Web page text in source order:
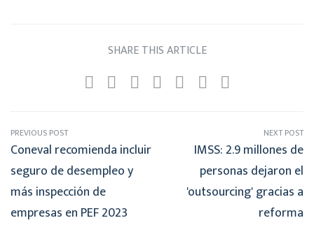
SHARE THIS ARTICLE
PREVIOUS POST
Coneval recomienda incluir
seguro de desempleo y
más inspección de
empresas en PEF 2023
NEXT POST
IMSS: 2.9 millones de
personas dejaron el
'outsourcing' gracias a
reforma